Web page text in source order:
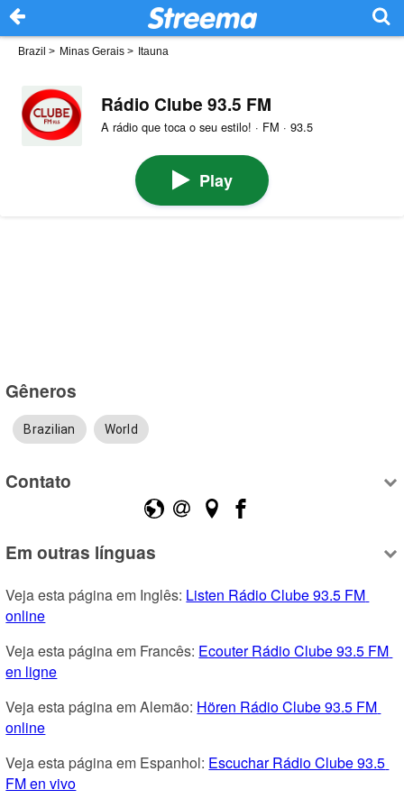
Brazil > Minas Gerais > Itauna
Rádio Clube 93.5 FM
A rádio que toca o seu estilo! · FM · 93.5
Play
Gêneros
Brazilian World
Contato
Em outras línguas
Veja esta página em Inglês: Listen Rádio Clube 93.5 FM
online
Veja esta página em Francês: Ecouter Rádio Clube 93.5 FM
en ligne
Veja esta página em Alemão: Hören Rádio Clube 93.5 FM
online
Veja esta página em Espanhol: Escuchar Rádio Clube 93.5
FM en vivo